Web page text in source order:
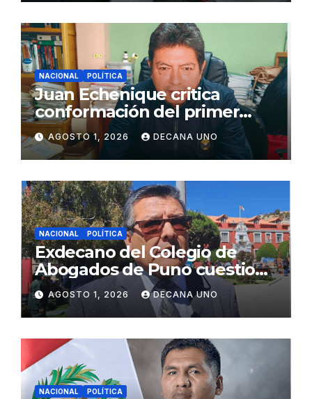
NACIONAL POLÍTICA
Juan Echenique critica
conformación del primer
gabinete ministerial de Keiko
Fujimori
AGOSTO 1, 2026 DECANA UNO
NACIONAL POLÍTICA
Exdecano del Colegio de
Abogados de Puno cuestiona
propuestas sobre seguridad
ciudadana
AGOSTO 1, 2026 DECANA UNO
NACIONAL POLÍTICA